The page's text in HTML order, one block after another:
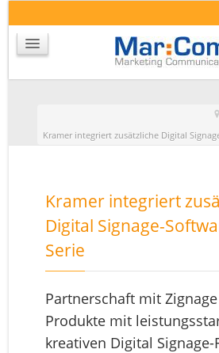
Kramer integriert zusätzliche Digital
Kramer integriert
Digital Signage-
Serie
Partnerschaft mit
Produkte mit
kreativen Digital